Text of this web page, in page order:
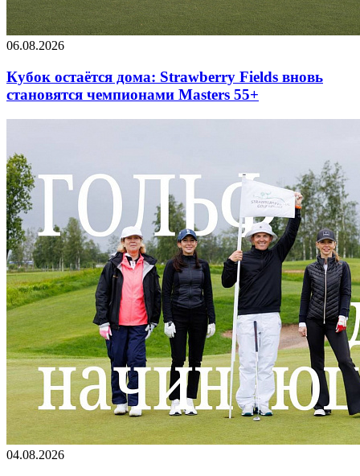
06.08.2026
Кубок остаётся дома: Strawberry Fields вновь
становятся чемпионами Masters 55+
04.08.2026